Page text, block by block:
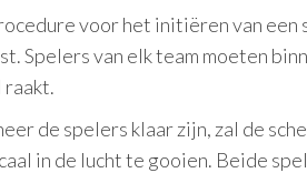
voor het initiëren van
Spelers van elk team moeten
raakt.
de spelers klaar zijn, zal de
in de lucht te gooien. Beide